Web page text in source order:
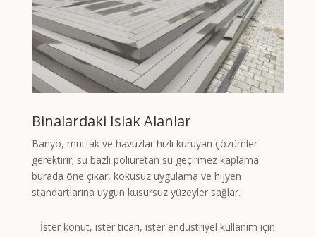
Binalardaki Islak Alanlar
Banyo, mutfak ve havuzlar hızlı kuruyan çözümler
gerektirir; su bazlı poliüretan su geçirmez kaplama
burada öne çıkar, kokusuz uygulama ve hijyen
standartlarına uygun kusursuz yüzeyler sağlar.
İster konut, ister ticari, ister endüstriyel kullanım için